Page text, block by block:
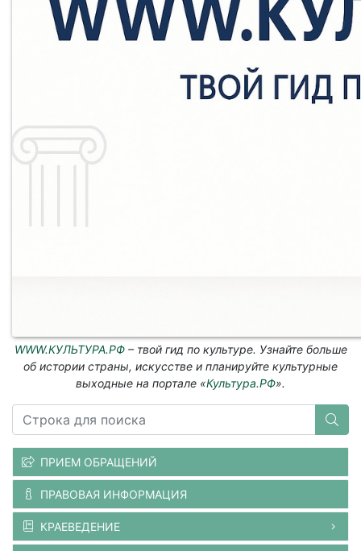
WWW.КУЛЬТУРА.РФ– твой гид по культуре. Узнайте больше
об истории страны, искусстве и планируйте культурные
выходные на портале «Культура.РФ».
ПРИЕМ ОБРАЩЕНИЙ
ПРАВОВАЯ ИНФОРМАЦИЯ
КРАЕВЕДЕНИЕ